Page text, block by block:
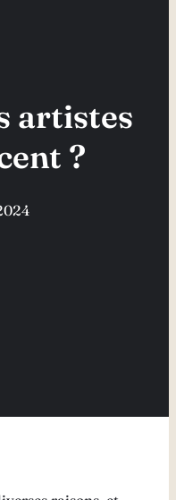
artistes
?